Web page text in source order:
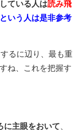
ている人は読み飛
いう人は是非参考
るに辺り、最も重
すね、これを把握す
に主眼をおいて